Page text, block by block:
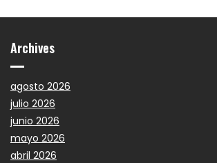
Archives
agosto 2026
julio 2026
junio 2026
mayo 2026
abril 2026